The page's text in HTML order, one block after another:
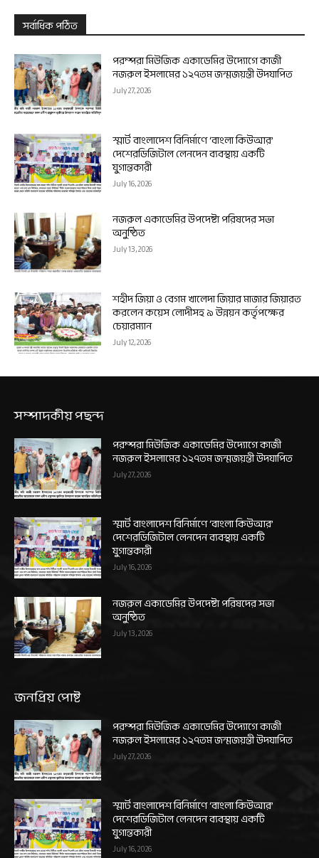
সর্বাধিক পঠিত
পরম্পরা মিউজিক একাডেমির উদ্যোগে কাজী
নজরুল ইসলামের ১২৭তম জন্মজয়ন্তী উদযাপিত
July 27, 2026
স্মার্ট বাংলাদেশ বিনির্মাণে ‘বাংলা কিউআর’
দেশেরডিজিটাল লেনদেন ব্যবস্থায় একটি
যুগান্তকারী
July 16, 2026
নজরুল একাডেমির উপদেষ্টা পরিষদের সভা
অনুষ্ঠিত
July 13, 2026
শহীদ জিয়া ও বেগম খালেদা জিয়ার মাজার জিয়ারত
করলেন কয়েস লোদীসহ ৯ উন্নয়ন কর্তৃপক্ষের
চেয়ারম্যান
July 12, 2026
সম্পাদকীয় পছন্দ
পরম্পরা মিউজিক একাডেমির উদ্যোগে কাজী
নজরুল ইসলামের ১২৭তম জন্মজয়ন্তী উদযাপিত
July 27, 2026
স্মার্ট বাংলাদেশ বিনির্মাণে ‘বাংলা কিউআর’
দেশেরডিজিটাল লেনদেন ব্যবস্থায় একটি
যুগান্তকারী
July 16, 2026
নজরুল একাডেমির উপদেষ্টা পরিষদের সভা
অনুষ্ঠিত
July 13, 2026
জনপ্রিয় পোষ্ট
পরম্পরা মিউজিক একাডেমির উদ্যোগে কাজী
নজরুল ইসলামের ১২৭তম জন্মজয়ন্তী উদযাপিত
July 27, 2026
স্মার্ট বাংলাদেশ বিনির্মাণে ‘বাংলা কিউআর’
দেশেরডিজিটাল লেনদেন ব্যবস্থায় একটি
যুগান্তকারী
July 16, 2026